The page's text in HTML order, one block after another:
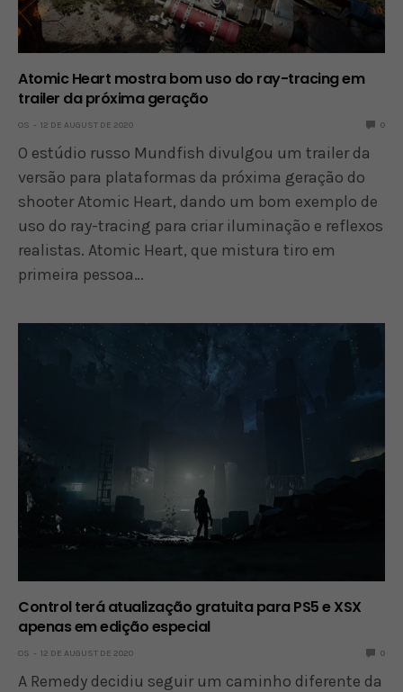
Atomic Heart mostra bom uso do ray-tracing em
trailer da próxima geração
OS 12 DE AUGUST DE 2020 0
O estúdio russo Mundfish divulgou um trailer da
versão para plataformas da próxima geração do
shooter Atomic Heart, dando um bom exemplo de
uso do ray-tracing para criar iluminação e reflexos
realistas. Atomic Heart, que mistura tiro em
primeira pessoa…
Control terá atualização gratuita para PS5 e XSX
apenas em edição especial
OS 12 DE AUGUST DE 2020 0
A Remedy decidiu seguir um caminho diferente da